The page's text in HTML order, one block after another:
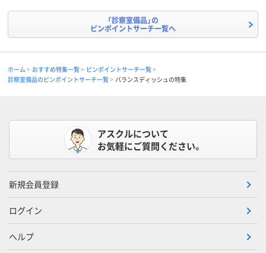
「診察室備品」の
ピンポイントサーチ一覧へ
ホーム おすすめ特集一覧
ピンポイントサーチ一覧
診察室備品のピンポイントサーチ一覧
バランスディッシュの特集
アスクルについて
お気軽にご質問ください。
新規会員登録
ログイン
ヘルプ